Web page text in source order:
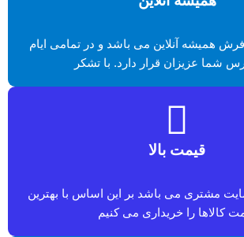
فرش همیشه آنلاین می باشد و در تمامی ایام
شما عزیزان قرار دارد. با تشکر
قیمت بالا
مشتری می باشد بر این اساس با بهترین
کالاها را خریداری می کنیم